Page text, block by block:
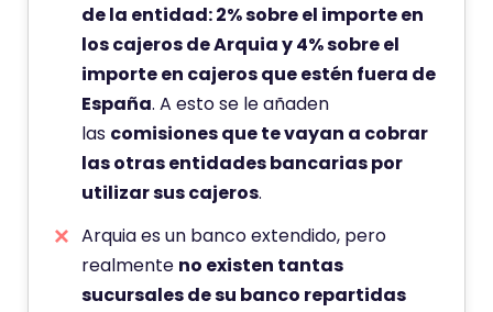
de la entidad: 2% sobre el importe en
los cajeros de Arquia y 4% sobre el
importe en cajeros que estén fuera de
España. A esto se le añaden
las comisiones que te vayan a cobrar
las otras entidades bancarias por
utilizar sus cajeros.
Arquia es un banco extendido, pero
realmente no existen tantas
sucursales de su banco repartidas